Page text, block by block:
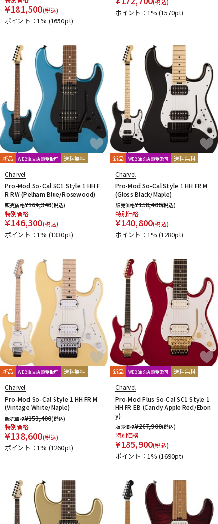
¥181,500(税込)
ポイント：1% (1650pt)
(税込)
ポイント：1%(1570pt)
新品 WEB注文店頭受取可 送料無料
Charvel
Pro-Mod So-Cal SC1 Style 1 HH F
R RW (Pelham Blue/Rosewood)
販売価格¥164,340(税込)
特別価格
¥146,300(税込)
ポイント：1% (1330pt)
新品 WEB注文店頭受取可 送料無料
Charvel
Pro-Mod So-Cal Style 1 HH FR M
(Gloss Black/Maple)
販売価格¥158,400(税込)
特別価格
¥140,800(税込)
ポイント：1%(1280pt)
新品 WEB注文店頭受取可 送料無料
Charvel
Pro-Mod So-Cal Style 1 HH FR M
(Vintage White/Maple)
販売価格¥158,400(税込)
特別価格
¥138,600(税込)
ポイント：1% (1260pt)
新品 WEB注文店頭受取可 送料無料
Charvel
Pro-Mod Plus So-Cal SC1 Style 1
HH FR EB (Candy Apple Red/Ebon
y)
販売価格¥207,900(税込)
特別価格
¥185,900(税込)
ポイント：1%(1690pt)